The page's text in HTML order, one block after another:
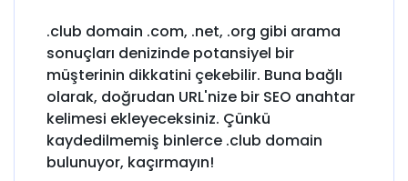
.club domain .com, .net, .org gibi arama
sonuçları denizinde potansiyel bir
müşterinin dikkatini çekebilir. Buna bağlı
olarak, doğrudan URL'nize bir SEO anahtar
kelimesi ekleyeceksiniz. Çünkü
kaydedilmemiş binlerce .club domain
bulunuyor, kaçırmayın!